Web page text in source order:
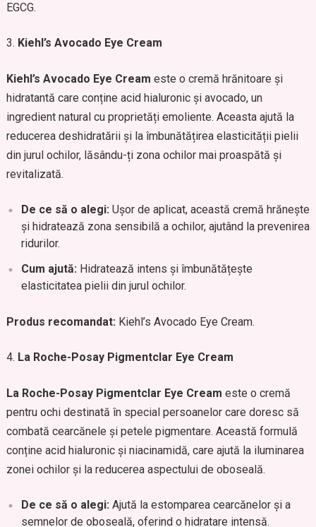
EGCG.
Kiehl’s Avocado Eye Cream
Kiehl’s Avocado Eye Cream este o cremă hrănitoare și
hidratantă care conține acid hialuronic și avocado, un
ingredient natural cu proprietăți emoliente. Aceasta ajută la
reducerea deshidratării și la îmbunătățirea elasticității pielii
din jurul ochilor, lăsându-ți zona ochilor mai proaspătă și
revitalizată.
De ce să o alegi: Ușor de aplicat, această cremă hrănește
și hidratează zona sensibilă a ochilor, ajutând la prevenirea
ridurilor.
Cum ajută: Hidratează intens și îmbunătățește
elasticitatea pielii din jurul ochilor.
Produs recomandat: Kiehl’s Avocado Eye Cream.
La Roche-Posay Pigmentclar Eye Cream
La Roche-Posay Pigmentclar Eye Cream este o cremă
pentru ochi destinată în special persoanelor care doresc să
combată cearcănele și petele pigmentare. Această formulă
conține acid hialuronic și niacinamidă, care ajută la iluminarea
zonei ochilor și la reducerea aspectului de oboseală.
De ce să o alegi: Ajută la estomparea cearcănelor și a
semnelor de oboseală, oferind o hidratare intensă.